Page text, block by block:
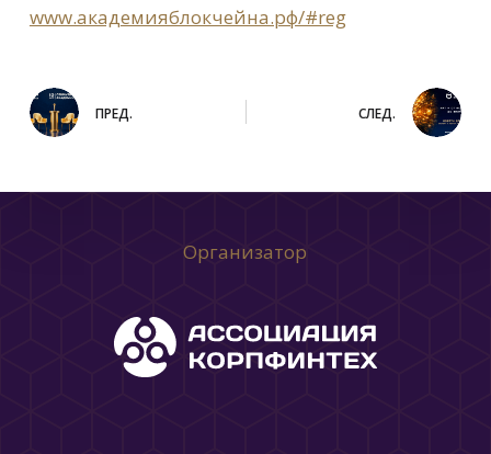
www.академияблокчейна.рф/#reg
ПРЕД. СЛЕД.
Организатор